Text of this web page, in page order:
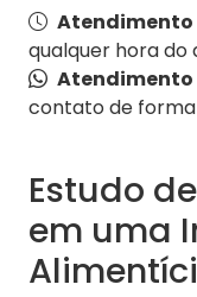
Atendimento
qualquer hora do
Atendimento
contato de
Estudo
em uma